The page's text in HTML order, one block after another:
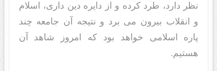
نظر دارد، طرد کرده و از دایره دین داری، اسلام
و انقلاب بیرون می برد و نتیجه آن جامعه چند
پاره اسلامی خواهد بود که امروز شاهد آن
هستیم.